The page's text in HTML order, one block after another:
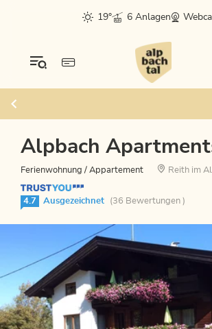
19° 6 Anlagen
Alpbach
Ferienwohnung / Appartement Reith im
4.7 Ausgezeichnet (36 Bewertungen )